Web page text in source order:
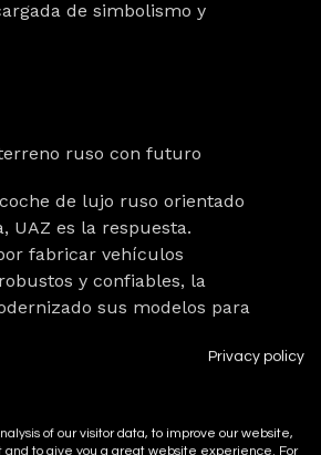
de simbolismo y
ruso con futuro
de lujo ruso orientado
UAZ es la respuesta.
fabricar vehículos
y confiables, la
sus modelos para
por ejemplo, ha
para incluir sistemas de
Privacy policy
of our visitor data, to improve our website,
and to give you a great website experience. For